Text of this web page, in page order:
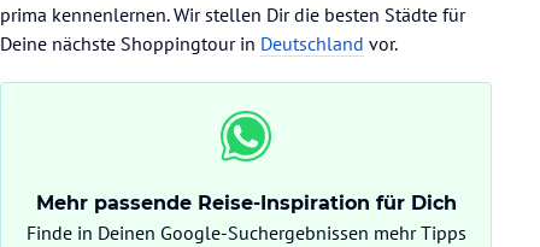
prima kennenlernen. Wir stellen Dir die besten Städte für
Deine nächste Shoppingtour in Deutschland vor.
Mehr passende Reise-Inspiration für Dich
Finde in Deinen Google-Suchergebnissen mehr Tipps